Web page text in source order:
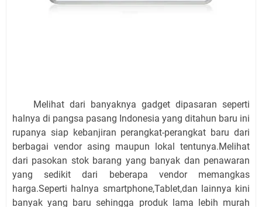
Melihat dari banyaknya gadget dipasaran seperti
halnya di pangsa pasang Indonesia yang ditahun baru ini
rupanya siap kebanjiran perangkat-perangkat baru dari
berbagai vendor asing maupun lokal tentunya.Melihat
dari pasokan stok barang yang banyak dan penawaran
yang sedikit dari beberapa vendor memangkas
harga.Seperti halnya smartphone,Tablet,dan lainnya kini
banyak yang baru sehingga produk lama lebih murah